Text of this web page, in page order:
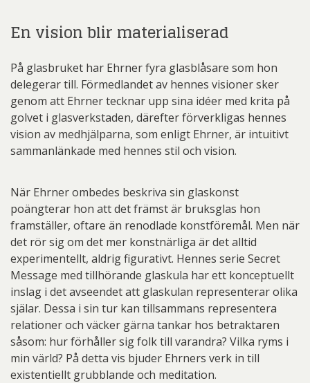
En vision blir materialiserad
På glasbruket har Ehrner fyra glasblåsare som hon
delegerar till. Förmedlandet av hennes visioner sker
genom att Ehrner tecknar upp sina idéer med krita på
golvet i glasverkstaden, därefter förverkligas hennes
vision av medhjälparna, som enligt Ehrner, är intuitivt
sammanlänkade med hennes stil och vision.
När Ehrner ombedes beskriva sin glaskonst
poängterar hon att det främst är bruksglas hon
framställer, oftare än renodlade konstföremål. Men när
det rör sig om det mer konstnärliga är det alltid
experimentellt, aldrig figurativt. Hennes serie Secret
Message med tillhörande glaskula har ett konceptuellt
inslag i det avseendet att glaskulan representerar olika
själar. Dessa i sin tur kan tillsammans representera
relationer och väcker gärna tankar hos betraktaren
såsom: hur förhåller sig folk till varandra? Vilka ryms i
min värld? På detta vis bjuder Ehrners verk in till
existentiellt grubblande och meditation.